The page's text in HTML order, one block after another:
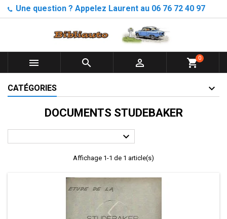
Une question ? Appelez Laurent au 06 76 72 40 97
   shopping_cart0
CATÉGORIES
DOCUMENTS STUDEBAKER

Affichage 1-1 de 1 article(s)